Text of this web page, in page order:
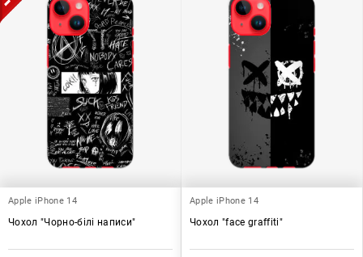
Apple iPhone 14
Чохол "Чорно-білі написи"
Apple iPhone 14
Чохол "face graffiti"